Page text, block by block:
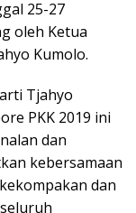
25-27
oleh Ketua
Kumolo.
Tjahyo
PKK 2019 ini
dan
kebersamaan
dan